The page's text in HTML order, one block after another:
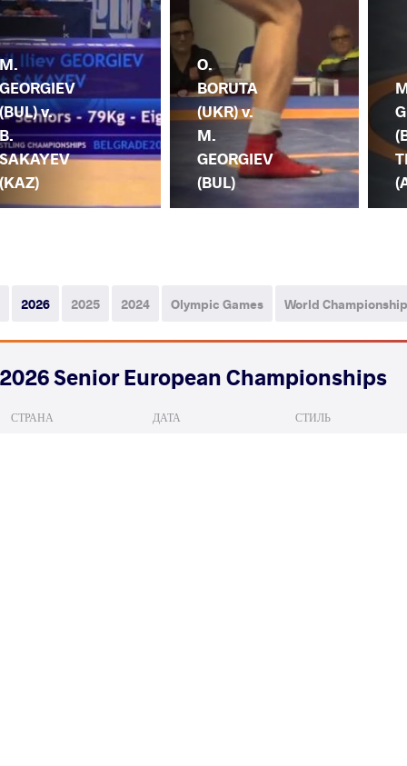
M.
GEORGIEV
(BUL) v.
B.
SAKAYEV
(KAZ)
O.
BORUTA
(UKR) v.
M.
GEORGIEV
(BUL)
2026 2025 2024 Olympic Games World
2026 Senior European Championships
СТРАНА ДАТА СТИЛЬ